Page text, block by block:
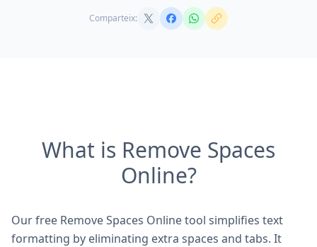
Comparteix:
What is Remove Spaces
Online?
Our free Remove Spaces Online tool simplifies text
formatting by eliminating extra spaces and tabs. It